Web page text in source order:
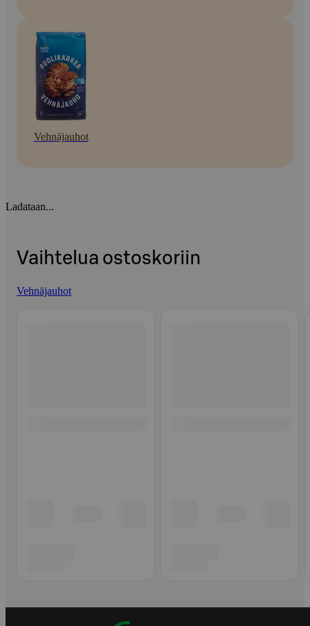
Vehnäjauhot
Ladataan...
Vaihtelua ostoskoriin
Vehnäjauhot